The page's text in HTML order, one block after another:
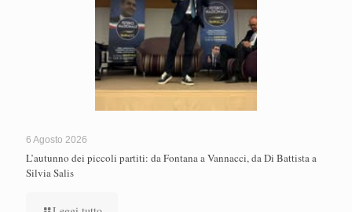
6 Agosto 2026
L’autunno dei piccoli partiti: da Fontana a Vannacci, da Di Battista a
Silvia Salis